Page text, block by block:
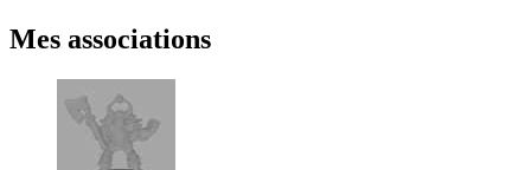
Mes associations